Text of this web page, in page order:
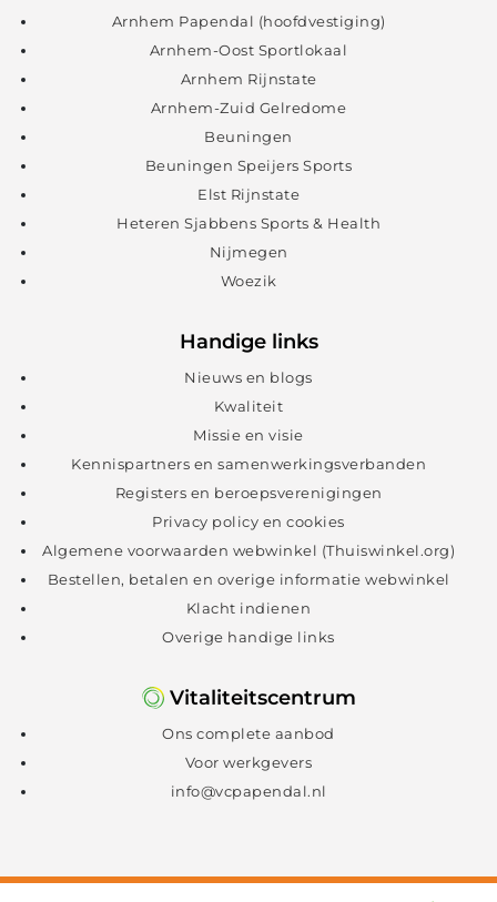
Arnhem Papendal (hoofdvestiging)
Arnhem-Oost Sportlokaal
Arnhem Rijnstate
Arnhem-Zuid Gelredome
Beuningen
Beuningen Speijers Sports
Elst Rijnstate
Heteren Sjabbens Sports & Health
Nijmegen
Woezik
Handige links
Nieuws en blogs
Kwaliteit
Missie en visie
Kennispartners en samenwerkingsverbanden
Registers en beroepsverenigingen
Privacy policy en cookies
Algemene voorwaarden webwinkel (Thuiswinkel.org)
Bestellen, betalen en overige informatie webwinkel
Klacht indienen
Overige handige links
Vitaliteitscentrum
Ons complete aanbod
Voor werkgevers
info@vcpapendal.nl